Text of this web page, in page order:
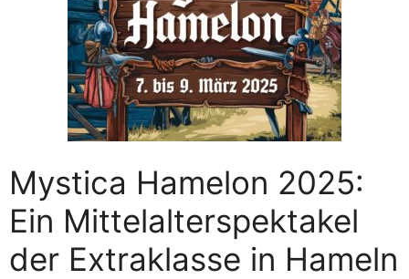
Mystica Hamelon 2025:
Ein Mittelalterspektakel
der Extraklasse in Hameln